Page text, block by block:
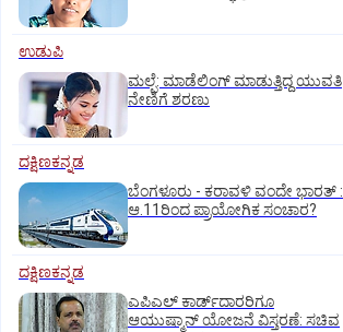
ಉಡುಪಿ
ಮಲ್ಪೆ: ಮಾಡೆಲಿಂಗ್ ಮಾಡುತ್ತಿದ್ದ ಯುವತಿ
ನೇಣಿಗೆ ಶರಣು
ದಕ್ಷಿಣಕನ್ನಡ
ಬೆಂಗಳೂರು - ಕರಾವಳಿ ವಂದೇ ಭಾರತ್‌ :
ಆ.11ರಿಂದ ಪ್ರಾಯೋಗಿಕ ಸಂಚಾರ?
ದಕ್ಷಿಣಕನ್ನಡ
ಎಪಿಎಲ್‌ ಕಾರ್ಡ್‌ದಾರರಿಗೂ
ಆಯುಷ್ಮಾನ್‌ ಯೋಜನೆ ವಿಸ್ತರಣೆ: ಸಚಿವ